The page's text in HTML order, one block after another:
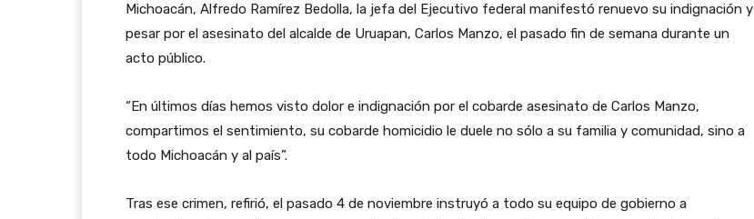
Michoacán, Alfredo Ramírez Bedolla, la jefa del Ejecutivo federal manifestó renuevo su indignación y
pesar por el asesinato del alcalde de Uruapan, Carlos Manzo, el pasado fin de semana durante un
acto público.
“En últimos días hemos visto dolor e indignación por el cobarde asesinato de Carlos Manzo,
compartimos el sentimiento, su cobarde homicidio le duele no sólo a su familia y comunidad, sino a
todo Michoacán y al país”.
Tras ese crimen, refirió, el pasado 4 de noviembre instruyó a todo su equipo de gobierno a